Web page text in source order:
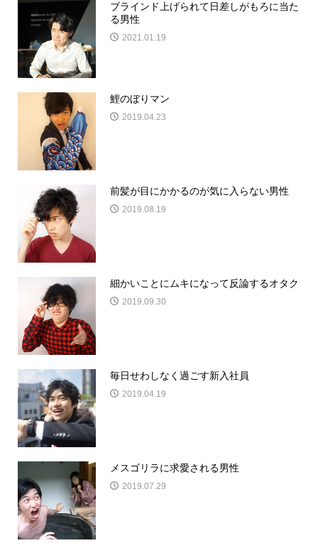
ブラインド上げられて日差しがもろに当た
る男性
2021.01.19
鯉のぼりマン
2019.04.23
前髪が目にかかるのが気に入らない男性
2019.08.19
細かいことにムキになって反論するオタク
2019.09.30
毎日せわしなく過ごす新入社員
2019.04.19
メスゴリラに求愛される男性
2019.07.29